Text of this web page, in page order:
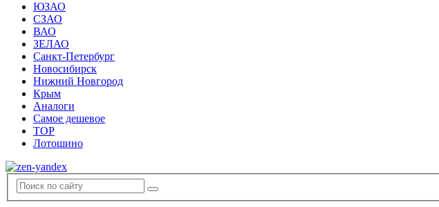
ЮЗАО
СЗАО
ВАО
ЗЕЛАО
Санкт-Петербург
Новосибирск
Нижний Новгород
Крым
Аналоги
Самое дешевое
TOP
Лотошино